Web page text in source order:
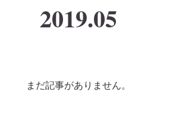
2019.05
まだ記事がありません。